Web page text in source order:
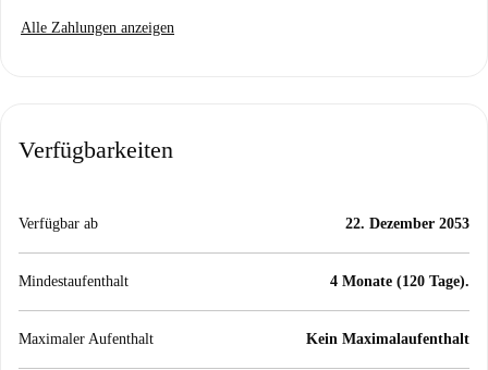
Alle Zahlungen anzeigen
Verfügbarkeiten
Verfügbar ab 22. Dezember 2053
Mindestaufenthalt 4 Monate (120 Tage).
Maximaler Aufenthalt Kein Maximalaufenthalt